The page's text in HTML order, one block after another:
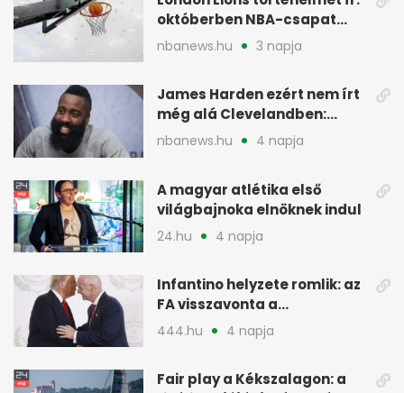
októberben NBA-csapat
ellen lép pályára
nbanews.hu 3 napja
James Harden ezért nem írt
még alá Clevelandben:
pénzügyi okok
nbanews.hu 4 napja
A magyar atlétika első
világbajnoka elnöknek indul
24.hu 4 napja
Infantino helyzete romlik: az
FA visszavonta a
támogatását, jöhet a
444.hu 4 napja
Fair play a Kékszalagon: a